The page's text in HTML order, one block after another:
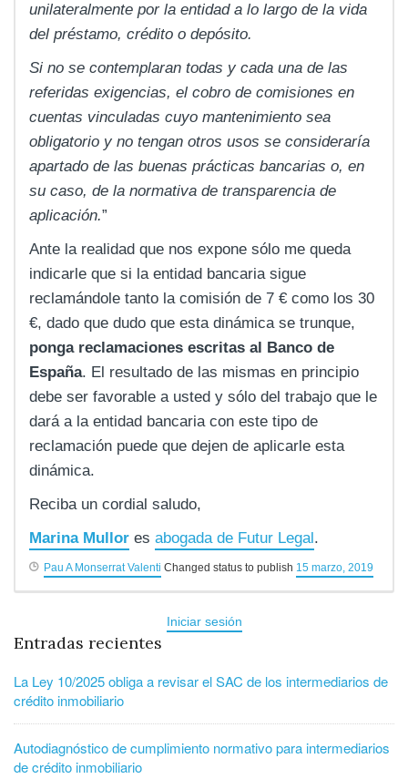
unilateralmente por la entidad a lo largo de la vida
del préstamo, crédito o depósito.
Si no se contemplaran todas y cada una de las
referidas exigencias, el cobro de comisiones en
cuentas vinculadas cuyo mantenimiento sea
obligatorio y no tengan otros usos se consideraría
apartado de las buenas prácticas bancarias o, en
su caso, de la normativa de transparencia de
aplicación.”
Ante la realidad que nos expone sólo me queda
indicarle que si la entidad bancaria sigue
reclamándole tanto la comisión de 7 € como los 30
€, dado que dudo que esta dinámica se trunque,
ponga reclamaciones escritas al Banco de
España. El resultado de las mismas en principio
debe ser favorable a usted y sólo del trabajo que le
dará a la entidad bancaria con este tipo de
reclamación puede que dejen de aplicarle esta
dinámica.
Reciba un cordial saludo,
Marina Mullor es abogada de Futur Legal .
Pau A Monserrat Valenti Changed status to publish 15 marzo, 2019
Iniciar sesión
Entradas recientes
La Ley 10/2025 obliga a revisar el SAC de los intermediarios de
crédito inmobiliario
Autodiagnóstico de cumplimiento normativo para intermediarios
de crédito inmobiliario